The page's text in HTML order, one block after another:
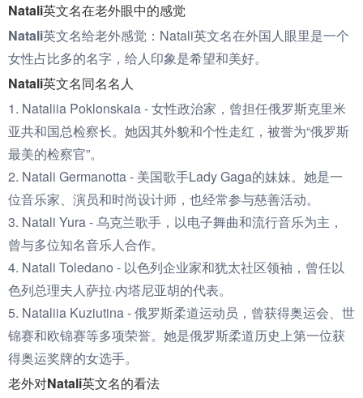
Natali英文名在老外眼中的感觉
Natali英文名给老外感觉： Natali英文名在外国人眼里是一个
女性占比多的名字，给人印象是希望和美好。
Natali英文名同名名人
1. Nataliia Poklonskaia - 女性政治家，曾担任俄罗斯克里米
亚共和国总检察长。她因其外貌和个性走红，被誉为“俄罗斯
最美的检察官”。
2. Natali Germanotta - 美国歌手Lady Gaga的妹妹。她是一
位音乐家、演员和时尚设计师，也经常参与慈善活动。
3. Natali Yura - 乌克兰歌手，以电子舞曲和流行音乐为主，
曾与多位知名音乐人合作。
4. Natali Toledano - 以色列企业家和犹太社区领袖，曾任以
色列总理夫人萨拉·内塔尼亚胡的代表。
5. Nataliia Kuziutina - 俄罗斯柔道运动员，曾获得奥运会、世
锦赛和欧锦赛等多项荣誉。她是俄罗斯柔道历史上第一位获
得奥运奖牌的女选手。
老外对Natali英文名的看法